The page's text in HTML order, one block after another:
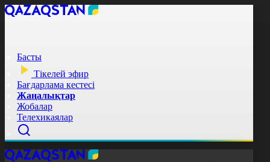
Басты
Тікелей эфир
Бағдарлама кестесі
Жаңалықтар
Жобалар
Телехикаялар